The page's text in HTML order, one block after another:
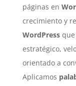
páginas en
crecimiento y
WordPressque
estratégico,
orientado a
Aplicamos